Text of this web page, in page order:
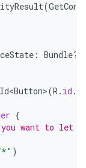
(
: Bundle?)
>(R . id .
{
want to let
*" )